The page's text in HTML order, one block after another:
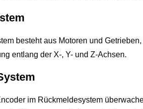
besteht aus Motoren und
entlang der X-, Y- und Z-Achsen.
im Rückmeldesystem